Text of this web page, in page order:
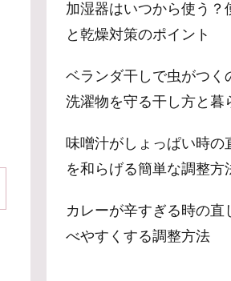
加湿器はいつから使う？
と乾燥対策のポイント
ベランダ干しで虫がつく
洗濯物を守る干し方と暮
味噌汁がしょっぱい時の
を和らげる簡単な調整方
カレーが辛すぎる時の直
べやすくする調整方法